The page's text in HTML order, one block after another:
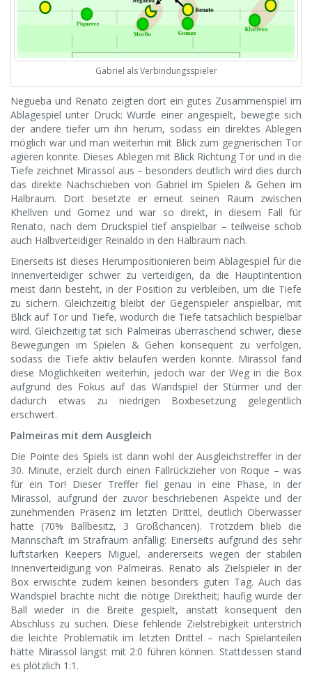
Gabriel als Verbindungsspieler
Negueba und Renato zeigten dort ein gutes Zusammenspiel im
Ablagespiel unter Druck: Wurde einer angespielt, bewegte sich
der andere tiefer um ihn herum, sodass ein direktes Ablegen
möglich war und man weiterhin mit Blick zum gegnerischen Tor
agieren konnte. Dieses Ablegen mit Blick Richtung Tor und in die
Tiefe zeichnet Mirassol aus – besonders deutlich wird dies durch
das direkte Nachschieben von Gabriel im Spielen & Gehen im
Halbraum. Dort besetzte er erneut seinen Raum zwischen
Khellven und Gomez und war so direkt, in diesem Fall für
Renato, nach dem Druckspiel tief anspielbar – teilweise schob
auch Halbverteidiger Reinaldo in den Halbraum nach.
Einerseits ist dieses Herumpositionieren beim Ablagespiel für die
Innenverteidiger schwer zu verteidigen, da die Hauptintention
meist darin besteht, in der Position zu verbleiben, um die Tiefe
zu sichern. Gleichzeitig bleibt der Gegenspieler anspielbar, mit
Blick auf Tor und Tiefe, wodurch die Tiefe tatsächlich bespielbar
wird. Gleichzeitig tat sich Palmeiras überraschend schwer, diese
Bewegungen im Spielen & Gehen konsequent zu verfolgen,
sodass die Tiefe aktiv belaufen werden konnte. Mirassol fand
diese Möglichkeiten weiterhin, jedoch war der Weg in die Box
aufgrund des Fokus auf das Wandspiel der Stürmer und der
dadurch etwas zu niedrigen Boxbesetzung gelegentlich
erschwert.
Palmeiras mit dem Ausgleich
Die Pointe des Spiels ist dann wohl der Ausgleichstreffer in der
30. Minute, erzielt durch einen Fallrückzieher von Roque – was
für ein Tor! Dieser Treffer fiel genau in eine Phase, in der
Mirassol, aufgrund der zuvor beschriebenen Aspekte und der
zunehmenden Präsenz im letzten Drittel, deutlich Oberwasser
hatte (70% Ballbesitz, 3 Großchancen). Trotzdem blieb die
Mannschaft im Strafraum anfällig: Einerseits aufgrund des sehr
luftstarken Keepers Miguel, andererseits wegen der stabilen
Innenverteidigung von Palmeiras. Renato als Zielspieler in der
Box erwischte zudem keinen besonders guten Tag. Auch das
Wandspiel brachte nicht die nötige Direktheit; häufig wurde der
Ball wieder in die Breite gespielt, anstatt konsequent den
Abschluss zu suchen. Diese fehlende Zielstrebigkeit unterstrich
die leichte Problematik im letzten Drittel – nach Spielanteilen
hätte Mirassol längst mit 2:0 führen können. Stattdessen stand
es plötzlich 1:1.